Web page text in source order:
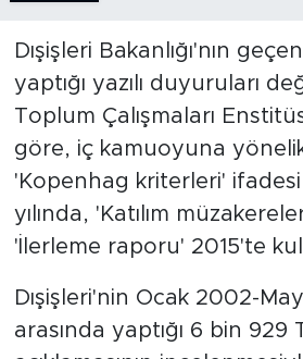
Dışişleri Bakanlığı'nın
yaptığı yazılı duyuruları
Toplum Çalışmaları
göre, iç kamuoyuna
'Kopenhag kriterleri'
yılında, 'Katılım
'İlerleme raporu' 2015'te
Dışişleri'nin Ocak 2002-
arasında yaptığı 6 bin 929
EKONOMİ
SPOR
KÜLTÜR SANAT
YAŞAM
TARİH